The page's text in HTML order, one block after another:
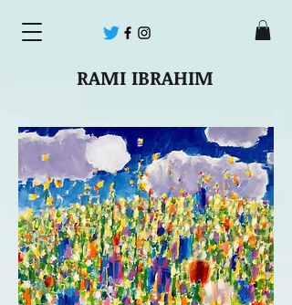
RAMI IBRAHIM